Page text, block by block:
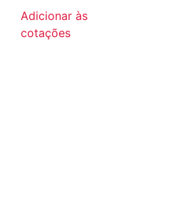
Adicionar às
cotações